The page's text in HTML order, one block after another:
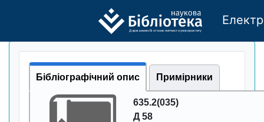
Державного бі отехно логічно го універси тету
Бібліографічний опис Примірники
635.2(035)
Д 58